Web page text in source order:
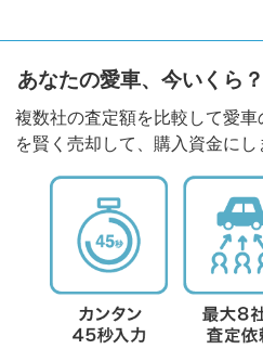
あなたの愛車、今いくら？
複数社の査定額を比較して愛
を賢く売却して、購入資金にし